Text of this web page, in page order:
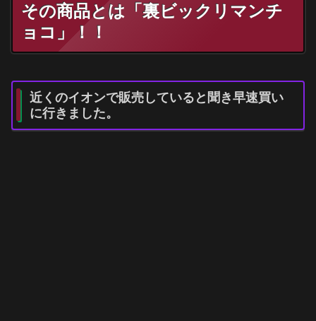
その商品とは「裏ビックリマンチ
ョコ」！！
近くのイオンで販売していると聞き早速買い
に行きました。